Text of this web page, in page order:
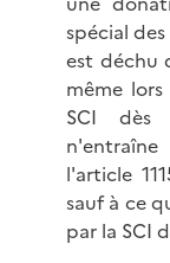
spécial
est déchu
même
SCI dès
l'article
sauf à ce
par la SCI